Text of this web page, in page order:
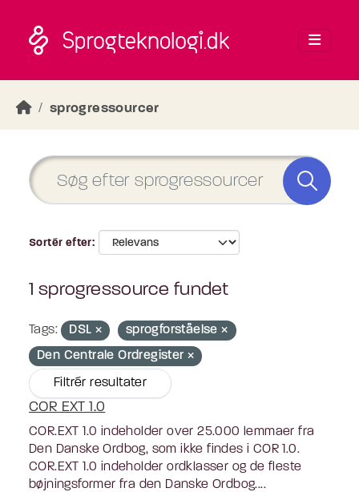
sprogressourcer
Sortér efter
1 sprogressource fundet
Tags: DSL
sprogforståelse
Den Centrale Ordregister
Filtrér resultater
COR EXT 1.0
COR.EXT 1.0 indeholder over 25.000 lemmaer fra
Den Danske Ordbog, som ikke findes i COR 1.0.
COR.EXT 1.0 indeholder ordklasser og de fleste
bøjningsformer fra den Danske Ordbog....